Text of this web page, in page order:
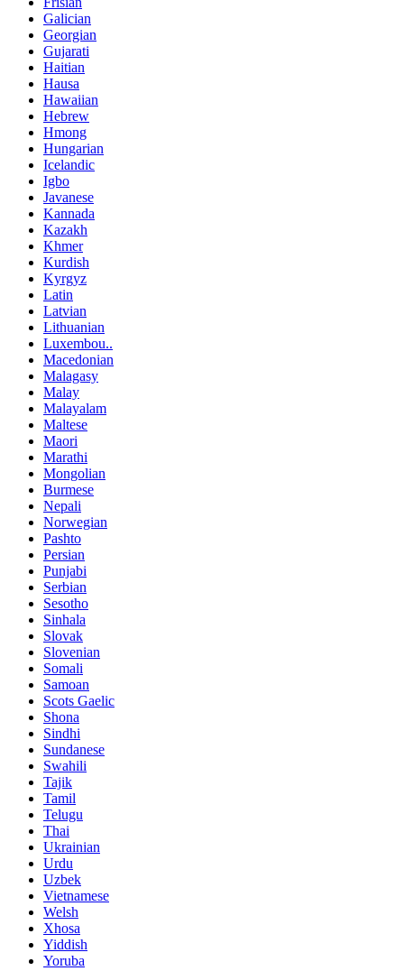
Galician
Georgian
Gujarati
Haitian
Hausa
Hawaiian
Hebrew
Hmong
Hungarian
Icelandic
Igbo
Javanese
Kannada
Kazakh
Khmer
Kurdish
Kyrgyz
Latin
Latvian
Lithuanian
Luxembou..
Macedonian
Malagasy
Malay
Malayalam
Maltese
Maori
Marathi
Mongolian
Burmese
Nepali
Norwegian
Pashto
Persian
Punjabi
Serbian
Sesotho
Sinhala
Slovak
Slovenian
Somali
Samoan
Scots Gaelic
Shona
Sindhi
Sundanese
Swahili
Tajik
Tamil
Telugu
Thai
Ukrainian
Urdu
Uzbek
Vietnamese
Welsh
Xhosa
Yiddish
Yoruba